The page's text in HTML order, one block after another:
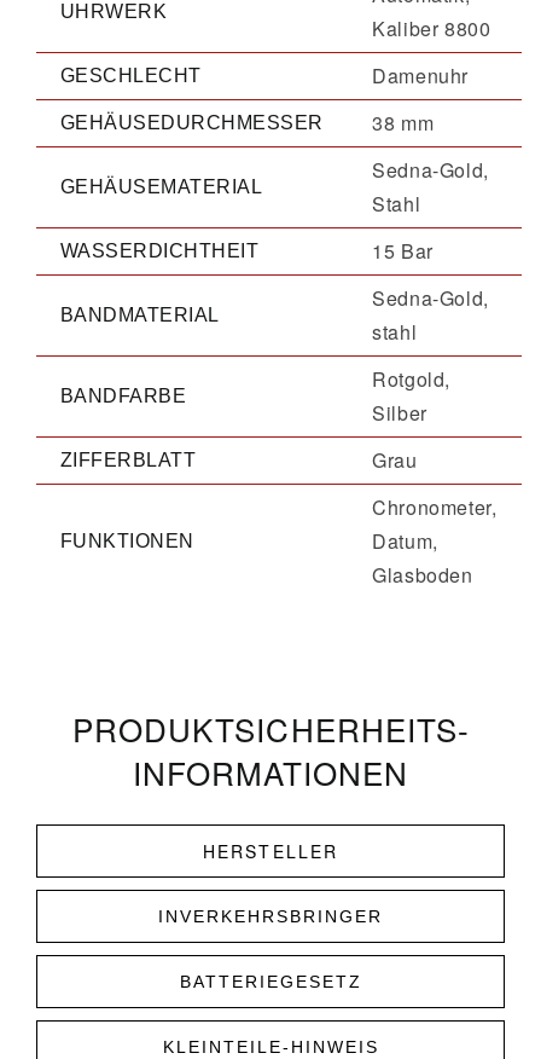
UHRWERK
Kaliber 8800
GESCHLECHT Damenuhr
GEHÄUSEDURCHMESSER 38 mm
GEHÄUSEMATERIAL
Sedna-Gold,
Stahl
WASSERDICHTHEIT 15 Bar
BANDMATERIAL
Sedna-Gold,
stahl
BANDFARBE
Rotgold,
Silber
ZIFFERBLATT Grau
FUNKTIONEN
Chronometer,
Datum,
Glasboden
PRODUKT­­SICHERHEITS­
INFORMATIONEN
HERSTELLER
INVERKEHRSBRINGER
BATTERIEGESETZ
KLEINTEILE-HINWEIS